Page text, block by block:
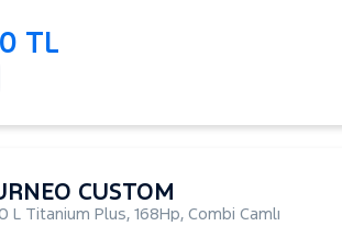
TL
CUSTOM
L Titanium Plus, 168Hp, Combi Camlı